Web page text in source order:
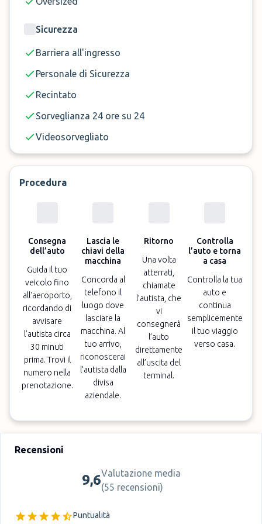
Sicurezza
Barriera all'ingresso
Personale di Sicurezza
Recintato
Sorveglianza 24 ore su 24
Videosorvegliato
Procedura
Consegna
dell’auto
Guida il tuo
veicolo fino
all'aeroporto,
ricordando di
avvisare
l’autista circa
30 minuti
prima. Trovi il
numero nella
prenotazione.
Lascia le
chiavi della
macchina
Concorda al
telefono il
luogo dove
lasciare la
macchina. Al
tuo arrivo,
riconoscerai
l’autista dalla
divisa
aziendale.
Ritorno
Una volta
atterrati,
chiamate
l’autista, che
vi
consegnerà
l’auto
direttamente
all’uscita del
terminal.
Controlla
l’auto e torna
a casa
Controlla la tua
auto e
continua
semplicemente
il tuo viaggio
verso casa.
Recensioni
9,6Valutazione media
(55 recensioni)
Puntualità